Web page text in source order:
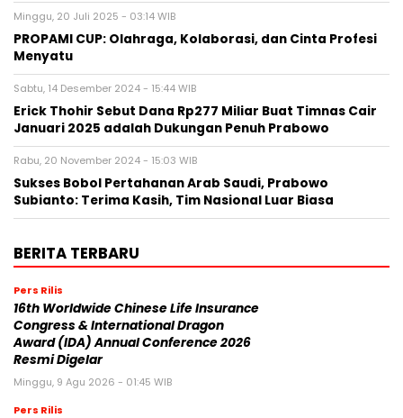
Minggu, 20 Juli 2025 - 03:14 WIB
PROPAMI CUP: Olahraga, Kolaborasi, dan Cinta Profesi
Menyatu
Sabtu, 14 Desember 2024 - 15:44 WIB
Erick Thohir Sebut Dana Rp277 Miliar Buat Timnas Cair
Januari 2025 adalah Dukungan Penuh Prabowo
Rabu, 20 November 2024 - 15:03 WIB
Sukses Bobol Pertahanan Arab Saudi, Prabowo
Subianto: Terima Kasih, Tim Nasional Luar Biasa
BERITA TERBARU
Pers Rilis
16th Worldwide Chinese Life Insurance
Congress & International Dragon
Award (IDA) Annual Conference 2026
Resmi Digelar
Minggu, 9 Agu 2026 - 01:45 WIB
Pers Rilis